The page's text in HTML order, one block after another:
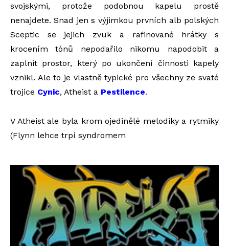
svojskými, protože podobnou kapelu prostě
nenajdete. Snad jen s výjimkou prvních alb polských
Sceptic se jejich zvuk a rafinované hrátky s
krocením tónů nepodařilo nikomu napodobit a
zaplnit prostor, který po ukončení činnosti kapely
vznikl. Ale to je vlastně typické pro všechny ze svaté
trojice Cynic, Atheist a Pestilence.
V Atheist ale byla krom ojedinělé melodiky a rytmiky
(Flynn lehce trpí syndromem